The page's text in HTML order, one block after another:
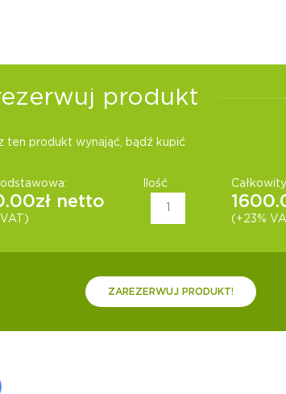
produkt
ten produkt wynająć, bądź kupić
zł netto
Ilość
(+23%
ZAREZERWUJ PRODUKT!